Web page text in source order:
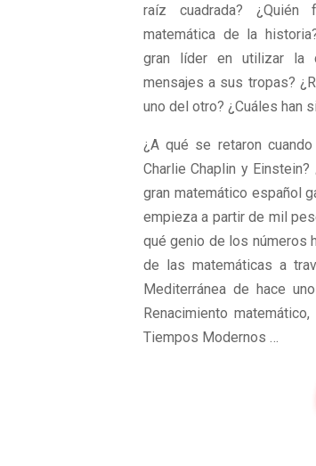
raíz cuadrada?
matemática de la
gran líder en utilizar la
mensajes a sus tropas?
uno del otro? ¿Cuáles han
¿A qué se retaron
Charlie Chaplin y
gran matemático español
empieza a partir de mil
qué genio de los números
de las matemáticas a
Mediterránea de hace
Renacimiento
Tiempos Modernos …